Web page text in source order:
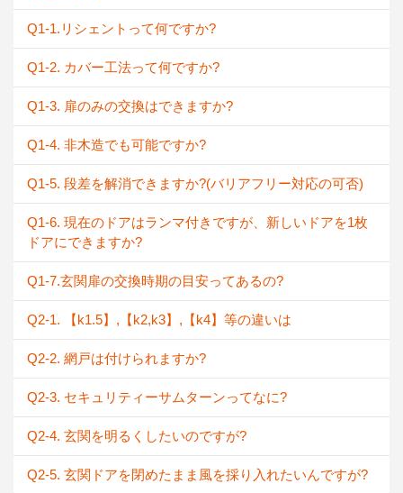
Q1-1.リシェントって何ですか?
Q1-2. カバー工法って何ですか?
Q1-3. 扉のみの交換はできますか?
Q1-4. 非木造でも可能ですか?
Q1-5. 段差を解消できますか?(バリアフリー対応の可否)
Q1-6. 現在のドアはランマ付きですが、新しいドアを1枚
ドアにできますか?
Q1-7.玄関扉の交換時期の目安ってあるの?
Q2-1. 【k1.5】,【k2,k3】,【k4】等の違いは
Q2-2. 網戸は付けられますか?
Q2-3. セキュリティーサムターンってなに?
Q2-4. 玄関を明るくしたいのですが?
Q2-5. 玄関ドアを閉めたまま風を採り入れたいんですが?